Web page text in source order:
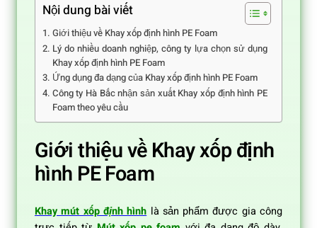
Nội dung bài viết
Giới thiệu về Khay xốp định hình PE Foam
Lý do nhiều doanh nghiệp, công ty lựa chọn sử dụng
Khay xốp định hình PE Foam
Ứng dụng đa dạng của Khay xốp định hình PE Foam
Công ty Hà Bắc nhận sản xuất Khay xốp định hình PE
Foam theo yêu cầu
Giới thiệu về Khay xốp định
hình PE Foam
Khay mút xốp định hình là sản phẩm được gia công